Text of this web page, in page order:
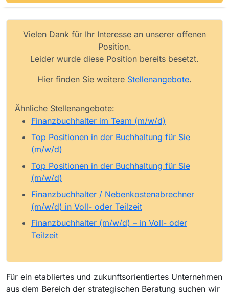
Vielen Dank für Ihr Interesse an unserer offenen
Position.
Leider wurde diese Position bereits besetzt.
Hier finden Sie weitere Stellenangebote.
Ähnliche Stellenangebote:
Finanzbuchhalter im Team (m/w/d)
Top Positionen in der Buchhaltung für Sie
(m/w/d)
Top Positionen in der Buchhaltung für Sie
(m/w/d)
Finanzbuchhalter / Nebenkostenabrechner
(m/w/d) in Voll- oder Teilzeit
Finanzbuchhalter (m/w/d) – in Voll- oder
Teilzeit
Für ein etabliertes und zukunftsorientiertes Unternehmen
aus dem Bereich der strategischen Beratung suchen wir